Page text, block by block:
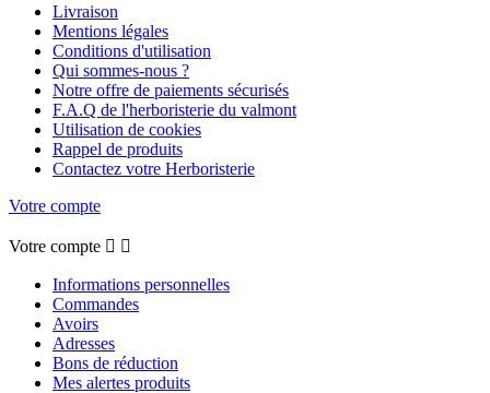
Livraison
Mentions légales
Conditions d'utilisation
Qui sommes-nous ?
Notre offre de paiements sécurisés
F.A.Q de l'herboristerie du valmont
Utilisation de cookies
Rappel de produits
Contactez votre Herboristerie
Votre compte
Votre compte  
Informations personnelles
Commandes
Avoirs
Adresses
Bons de réduction
Mes alertes produits